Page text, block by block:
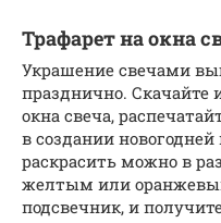
Трафарет на окна
Украшение свечами
празднично. Скачайте
окна свеча,
в создании
раскрасить можно в
желтым или
подсвечник, и